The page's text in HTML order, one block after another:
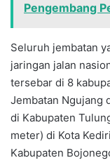
Pengembang
Seluruh jembatan
jaringan jalan
tersebar di 8
Jembatan Ngujang
di Kabupaten
meter) di Kota
Kabupaten